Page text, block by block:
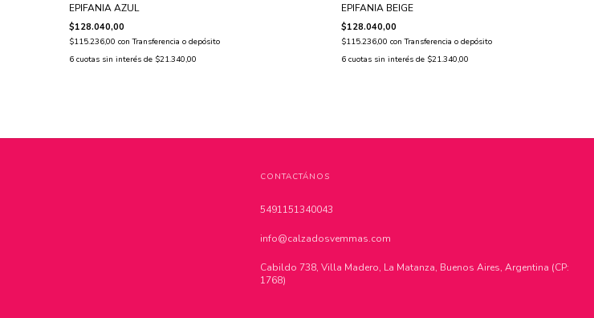
EPIFANIA AZUL
$128.040,00
$115.236,00 con Transferencia o depósito
6 cuotas sin interés de $21.340,00
EPIFANIA BEIGE
$128.040,00
$115.236,00con Transferencia o depósito
6 cuotas sin interés de $21.340,00
CONTACTÁNOS
5491151340043
info@calzadosvemmas.com
Cabildo 738, Villa Madero, La Matanza, Buenos Aires, Argentina (CP:
1768)